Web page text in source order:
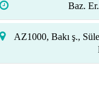
Baz.
АZ1000, Bakı ş.,